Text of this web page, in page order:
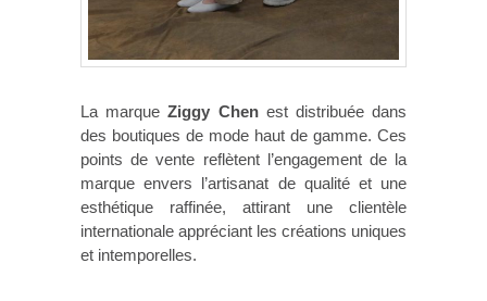
La marqueZiggy Chenest distribuée dans
des boutiques de mode haut de gamme. Ces
points de vente reflètent l’engagement de la
marque envers l’artisanat de qualité et une
esthétique raffinée, attirant une clientèle
internationale appréciant les créations uniques
et intemporelles.